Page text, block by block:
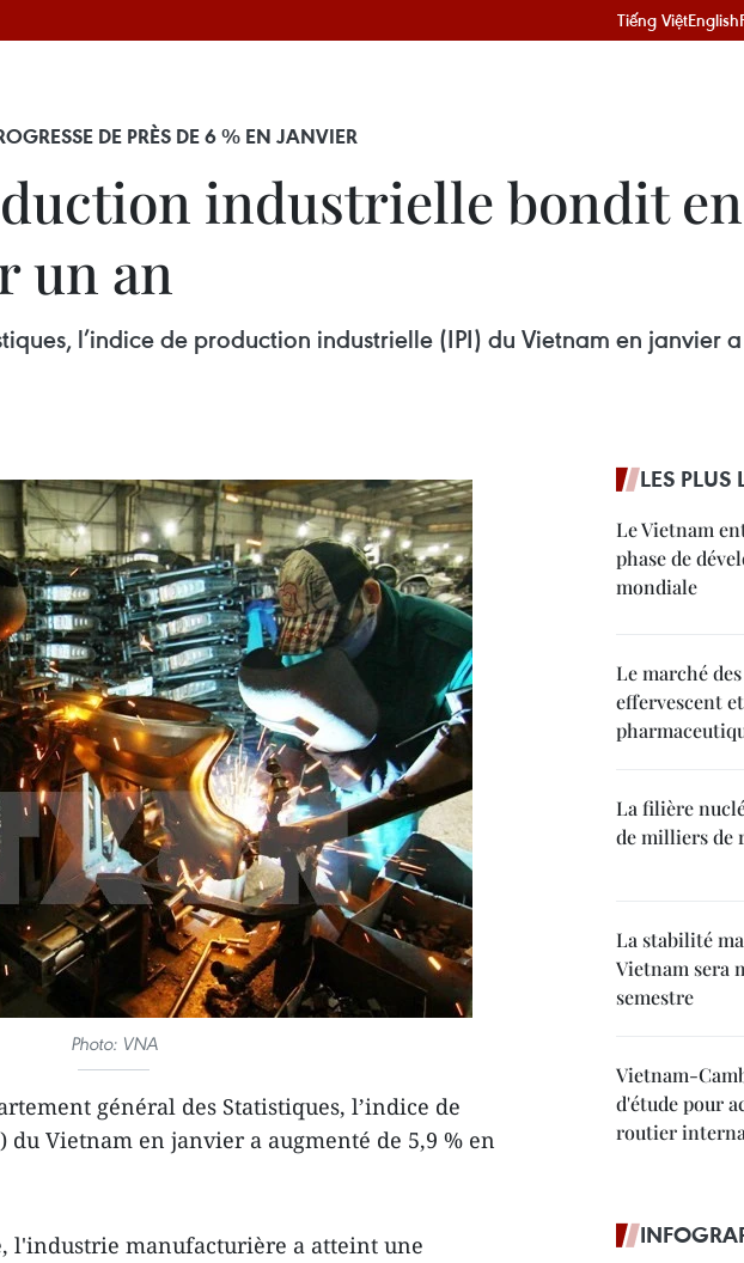
Tiếng ViệtEnglish
DE PRÈS DE 6 % EN JANVIER
industrielle bondit
un an
l’indice de production industrielle (IPI) du Vietnam en janvier
Photo: VNA
général des Statistiques, l’indice de
Vietnam en janvier a augmenté de 5,9 % en
l'industrie manufacturière a atteint une
LES PLUS
Le Vietnam
phase de
mondiale
Le marché
effervescent
La filière
de milliers de
La stabilité
Vietnam sera
semestre
Vietnam-
d'étude pour
routier